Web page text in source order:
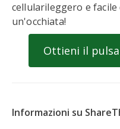
cellularileggero e
un'occhiata!
Ottieni il
Informazioni su